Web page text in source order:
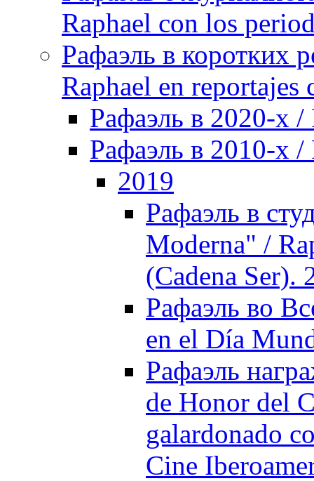
Raphael con los
Рафаэль в коротких
Raphael en reportajes
Рафаэль в 2020-х /
Рафаэль в 2010-х /
2019
Рафаэль в
Moderna" /
(Cadena Ser).
Рафаэль во
en el Día
Рафаэль
de Honor del
galardonado
Cine